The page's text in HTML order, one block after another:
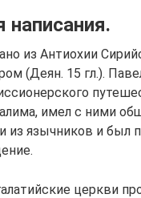
из Антиохии
(Деян. 15 гл.).
имел с ними
из язычников и был
церкви